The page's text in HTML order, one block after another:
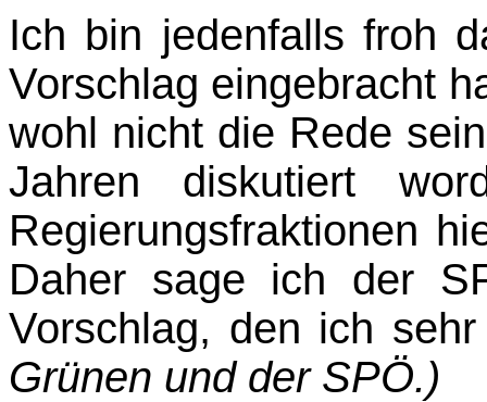
Ich bin jedenfalls froh
Vorschlag eingebracht
wohl nicht die Rede
Jahren diskutiert
Regierungsfraktionen
Daher sage ich der
Vorschlag, den ich
Grünen und der SPÖ.)